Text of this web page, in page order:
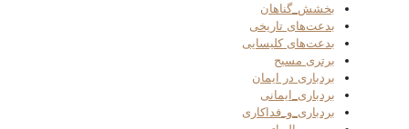
بخشش_گناهان
بدعت‌های تاریخی
بدعت‌های کلیسایی
برتری مسیح
بردباری در ایمان
بردباری_ایمانی
بردباری_و_فداکاری